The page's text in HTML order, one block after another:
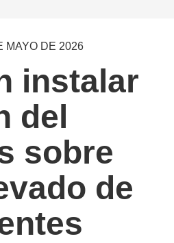
MAYO DE 2026
instalar
del
sobre
de